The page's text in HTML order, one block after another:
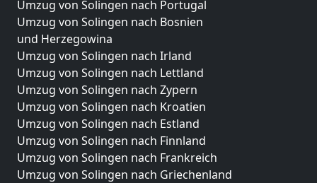
Umzug von Solingen nach Portugal
Umzug von Solingen nach Bosnien
und Herzegowina
Umzug von Solingen nach Irland
Umzug von Solingen nach Lettland
Umzug von Solingen nach Zypern
Umzug von Solingen nach Kroatien
Umzug von Solingen nach Estland
Umzug von Solingen nach Finnland
Umzug von Solingen nach Frankreich
Umzug von Solingen nach Griechenland